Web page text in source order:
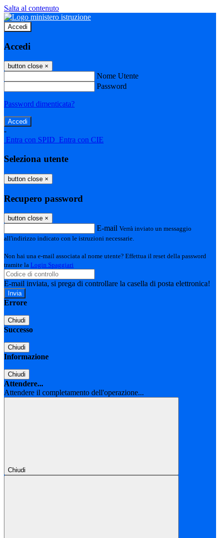
Salta al contenuto
Accedi
Accedi
button close ×
Nome Utente
Password
Password dimenticata?
-
Entra con SPID Entra con CIE
Seleziona utente
button close ×
Recupero password
button close ×
E-mail Verrà inviato un messaggio
all'indirizzo indicato con le istruzioni necessarie.
Non hai una e-mail associata al nome utente? Effettua il reset della password
tramite la Login Spaggiari
E-mail inviata, si prega di controllare la casella di posta elettronica!
Errore
Chiudi
Successo
Chiudi
Informazione
Chiudi
Attendere...
Attendere il completamento dell'operazione...
Chiudi